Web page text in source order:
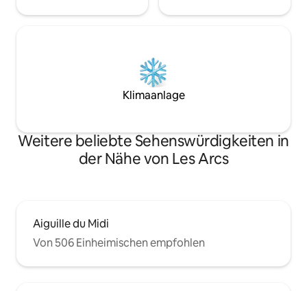
Klimaanlage
Weitere beliebte Sehenswürdigkeiten in
der Nähe von Les Arcs
Aiguille du Midi
Von 506 Einheimischen empfohlen